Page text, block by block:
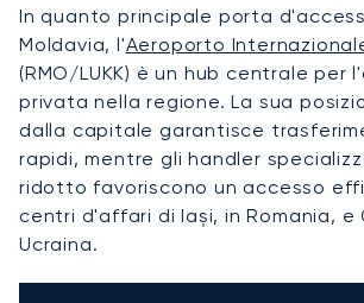
In quanto principale porta
Moldavia, l'Aeroporto
(RMO/LUKK) è un hub centrale per
privata nella regione. La sua
dalla capitale garantisce
rapidi, mentre gli handler
ridotto favoriscono un accesso
centri d'affari di Iași, in Romania, e
Ucraina.